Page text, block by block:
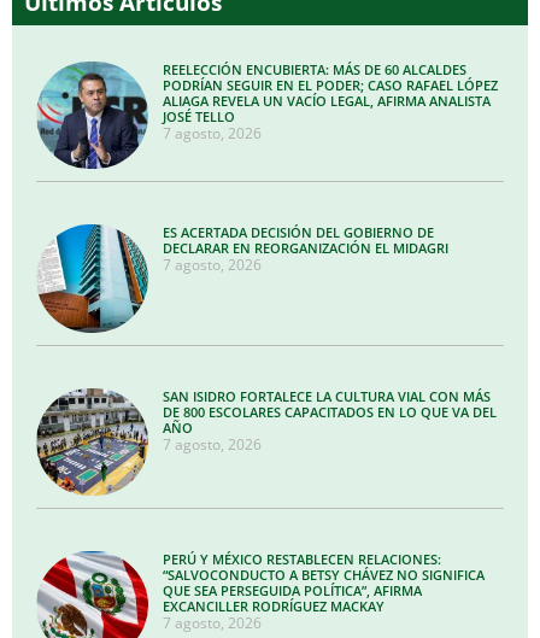
REELECCIÓN ENCUBIERTA: MÁS DE 60 ALCALDES
PODRÍAN SEGUIR EN EL PODER; CASO RAFAEL LÓPEZ
ALIAGA REVELA UN VACÍO LEGAL, AFIRMA ANALISTA
JOSÉ TELLO
7 agosto, 2026
ES ACERTADA DECISIÓN DEL GOBIERNO DE
DECLARAR EN REORGANIZACIÓN EL MIDAGRI
7 agosto, 2026
SAN ISIDRO FORTALECE LA CULTURA VIAL CON MÁS
DE 800 ESCOLARES CAPACITADOS EN LO QUE VA DEL
AÑO
7 agosto, 2026
PERÚ Y MÉXICO RESTABLECEN RELACIONES:
“SALVOCONDUCTO A BETSY CHÁVEZ NO SIGNIFICA
QUE SEA PERSEGUIDA POLÍTICA”, AFIRMA
EXCANCILLER RODRÍGUEZ MACKAY
7 agosto, 2026